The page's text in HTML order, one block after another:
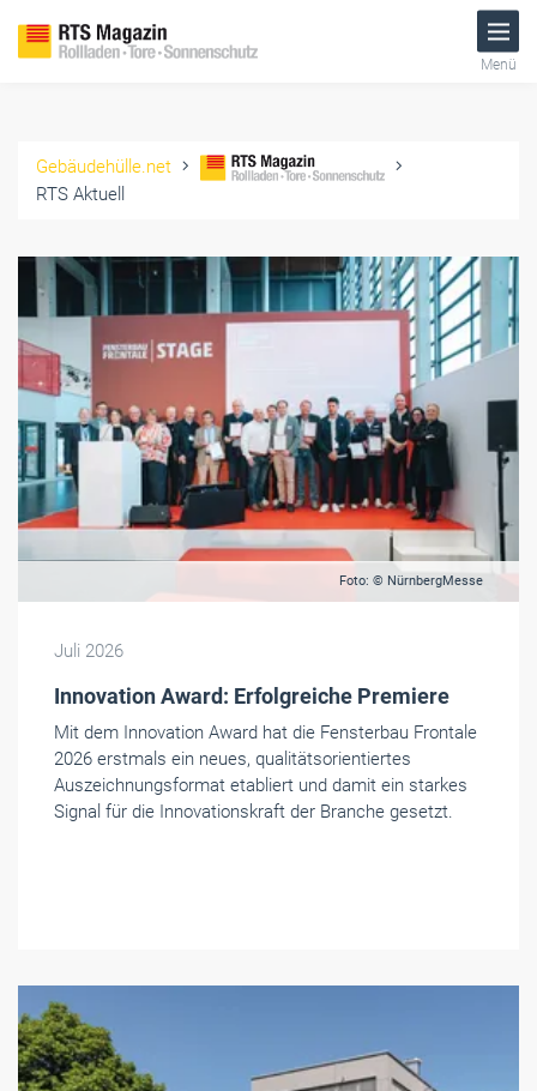
Menü
Gebäudehülle.net
RTS Aktuell
Foto: © NürnbergMesse
Juli 2026
Innovation Award: Erfolgreiche Premiere
Mit dem Innovation Award hat die Fensterbau Frontale
2026 erstmals ein neues, qualitätsorientiertes
Auszeichnungsformat etabliert und damit ein starkes
Signal für die Innovationskraft der Branche gesetzt.